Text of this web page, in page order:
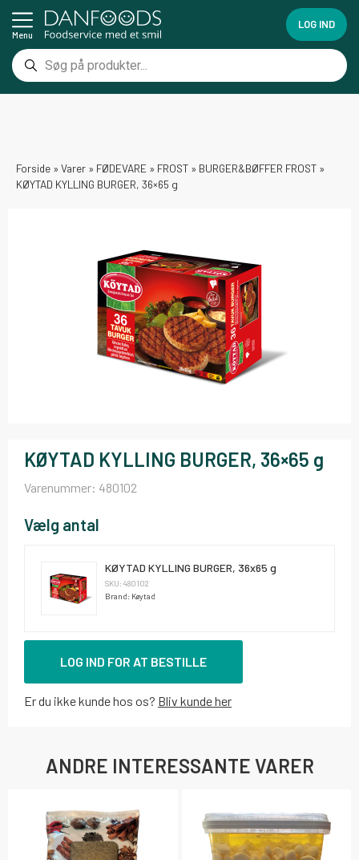
Menu
LOG IND
Forside » Varer » FØDEVARE » FROST » BURGER&BØFFER FROST »
KØYTAD KYLLING BURGER, 36×65 g
KØYTAD KYLLING BURGER, 36×65 g
Varenummer: 480102
Vælg antal
KØYTAD KYLLING BURGER, 36x65 g
SKU: 480102
Brand: Køytad
LOG IND FOR AT BESTILLE
Er du ikke kunde hos os? Bliv kunde her
ANDRE INTERESSANTE VARER